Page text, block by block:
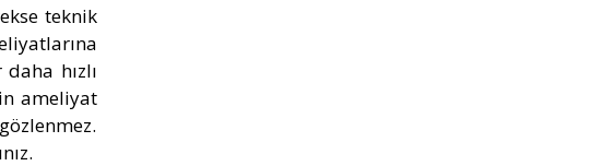
teknik
hızlı
ameliyat